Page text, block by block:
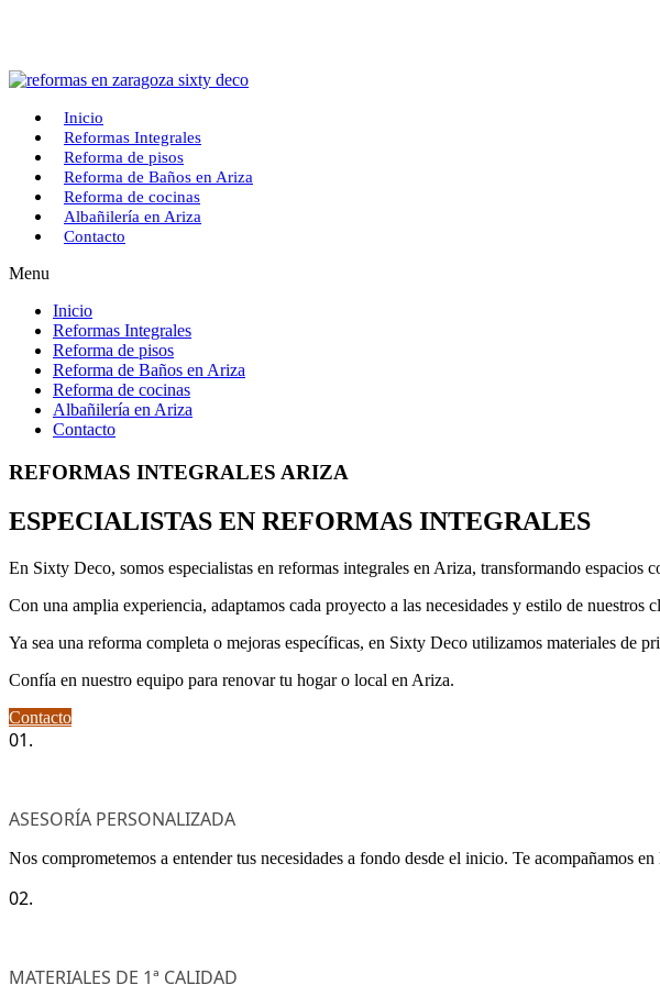
Inicio
Reformas Integrales
Reforma de pisos
Reforma de Baños en Ariza
Reforma de cocinas
Albañilería en Ariza
Contacto
Menu
Inicio
Reformas Integrales
Reforma de pisos
Reforma de Baños en Ariza
Reforma de cocinas
Albañilería en Ariza
Contacto
REFORMAS INTEGRALES ARIZA
ESPECIALISTAS EN REFORMAS INTEGRALES
En Sixty Deco, somos especialistas en reformas integrales en Ariza, transformando espacios
Con una amplia experiencia, adaptamos cada proyecto a las necesidades y estilo de nuestros
Ya sea una reforma completa o mejoras específicas, en Sixty Deco utilizamos materiales de
Confía en nuestro equipo para renovar tu hogar o local en Ariza.
Contacto
01.
ASESORÍA PERSONALIZADA
Nos comprometemos a entender tus necesidades a fondo desde el inicio. Te acompañamos
02.
MATERIALES DE 1ª CALIDAD